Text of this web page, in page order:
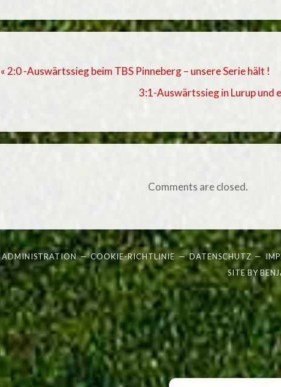
« 2:0 -Auswärtssieg beim TBS Pinneberg – unsere Serie hält !
3:1-Auswärtssieg in Lurup und
Comments are closed.
ADMINISTRATION—COOKIE-RICHTLINIE —DATENSCHUTZ —
SITE BY